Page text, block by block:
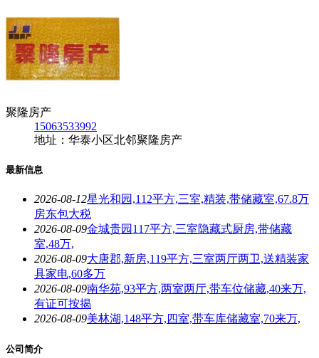
聚隆房产
15063533992
地址：华泰小区北邻聚隆房产
最新信息
2026-08-12星光和园,112平方,三室,精装,带储藏室,67.8万
房东包大税
2026-08-09金城贵园117平方,三室隐藏式厨房,带储藏
室,48万,
2026-08-09大唐郡,新房,119平方,三室两厅两卫,送精装家
具家电,60多万
2026-08-09南华苑,93平方,两室两厅,带车位储藏,40来万,
有证可按揭
2026-08-09美林湖,148平方,四室,带车库储藏室,70来万,
公司简介